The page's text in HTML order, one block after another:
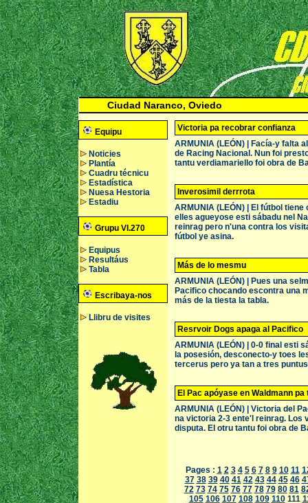
Ciudad Naranco, Oviedo
Equipu
Noticies
Plantía
Cuadru técnicu
Estadística
Nuesa Hestoria
Estadiu
Grupu VI.270
Equipus
Resultáus
Tabla
Escribaya-nos
Llibru de visites
Victoria pa recobrar confianza
ARMUNIA (LEÓN) | Facía-y falta
de Racing Nacional. Nun foi
tantu verdiamariello foi obra de
Inverosimil derrrota
ARMUNIA (LEÓN) | El fútbol
elles agueyose esti sábadu nel
reinrag pero n'una contra los
fútbol ye asina.
Más de lo mesmu
ARMUNIA (LEÓN) | Pues una
Pacifico chocando escontra una
más de la tiesta la tabla.
Resrvoir Dogs apaga al Pacifico
ARMUNIA (LEÓN) | 0-0 final esti
la posesión, desconecto-y toes
tercerus pero ya tan a tres
El Pac apóyase en Waldmann
ARMUNIA (LEÓN) | Victoria del
na victoria 2-3 ente'l reinrag. Los
disputa. El otru tantu foi obra de
Pages : 1 2 3 4 5 6 7 8 9 10 11
37 38 39 40 41 42 43 44 45 46
72 73 74 75 76 77 78 79 80 81
105 106 107 108 109 110111